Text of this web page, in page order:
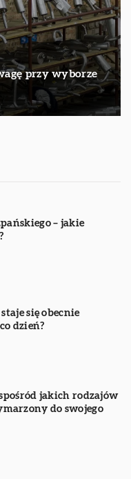
przy wyborze
– jakie
się obecnie
dzień?
jakich rodzajów
do swojego